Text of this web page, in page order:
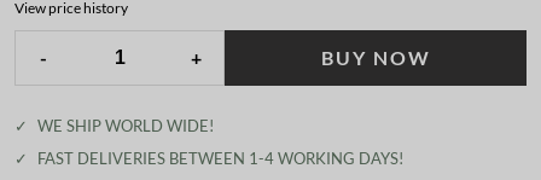
View price history
- + BUY NOW
✓
WE SHIP WORLD WIDE!
✓
FAST DELIVERIES BETWEEN 1-4 WORKING DAYS!